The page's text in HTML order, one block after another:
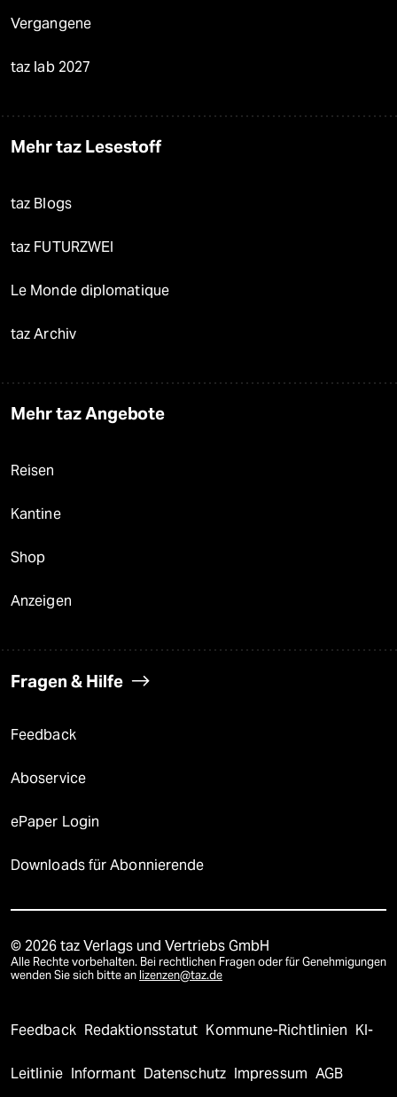
Vergangene
taz lab 2027
Mehr taz Lesestoff
taz Blogs
taz FUTURZWEI
Le Monde diplomatique
taz Archiv
Mehr taz Angebote
Reisen
Kantine
Shop
Anzeigen
Fragen & Hilfe
Feedback
Aboservice
ePaper Login
Downloads für Abonnierende
© 2026 taz Verlags und Vertriebs GmbH
Alle Rechte vorbehalten. Bei rechtlichen Fragen oder für Genehmigungen
wenden Sie sich bitte an lizenzen@taz.de
Feedback Redaktionsstatut Kommune-Richtlinien KI-
Leitlinie Informant Datenschutz Impressum AGB